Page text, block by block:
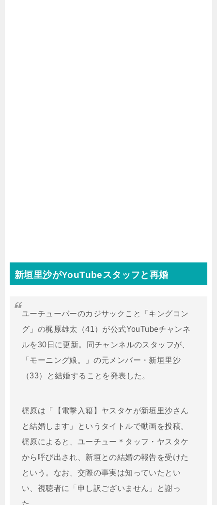
新垣里沙がYouTubeスタッフと再婚
ユーチューバーのカジサックこと「キングコン
グ」の梶原雄太（41）が公式YouTubeチャンネ
ルを30日に更新。同チャンネルのスタッフが、
「モーニング娘。」の元メンバー・新垣里沙
（33）と結婚することを発表した。
梶原は「【電撃入籍】ヤスタケが新垣里沙さん
と結婚します」というタイトルで動画を投稿。
梶原によると、ユーチュー＊タッフ・ヤスタケ
から呼び出され、新垣との結婚の報告を受けた
という。なお、交際の事実は知っていたとい
い、視聴者に「申し訳ございません」と謝っ